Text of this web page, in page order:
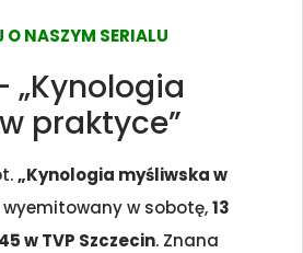
O NASZYM SERIALU
„Kynologia
praktyce”
„Kynologia myśliwska w
w sobotę,13
w TVP Szczecin. Znana